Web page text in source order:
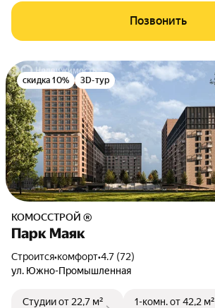
Позвонить
скидка 10% 3D-тур
КОМОССТРОЙ ®
Парк Маяк
Строится•комфорт•4.7 (72)
ул. Южно-Промышленная
Студииот 22,7 м²
1-комн.от 42,2 м²